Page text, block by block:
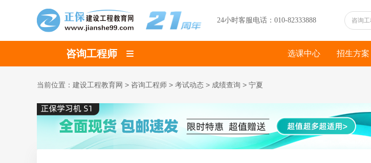
24小时客服电话：010-82333888
咨询工程师 选课中心 招生方案
当前位置： 建设工程教育网 > 咨询工程师 > 考试动态 > 成绩查询 > 宁夏